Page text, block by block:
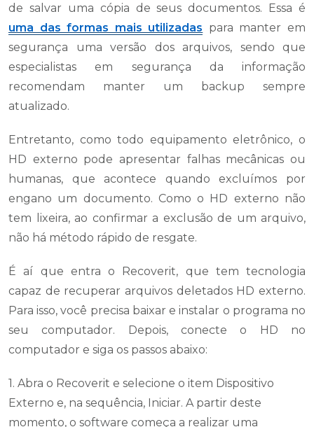
de salvar uma cópia de seus documentos. Essa é
uma das formas mais utilizadas para manter em
segurança uma versão dos arquivos, sendo que
especialistas em segurança da informação
recomendam manter um backup sempre
atualizado.
Entretanto, como todo equipamento eletrônico, o
HD externo pode apresentar falhas mecânicas ou
humanas, que acontece quando excluímos por
engano um documento. Como o HD externo não
tem lixeira, ao confirmar a exclusão de um arquivo,
não há método rápido de resgate.
É aí que entra o Recoverit, que tem tecnologia
capaz de recuperar arquivos deletados HD externo.
Para isso, você precisa baixar e instalar o programa no
seu computador. Depois, conecte o HD no
computador e siga os passos abaixo:
1. Abra o Recoverit e selecione o item Dispositivo
Externo e, na sequência, Iniciar. A partir deste
momento, o software começa a realizar uma